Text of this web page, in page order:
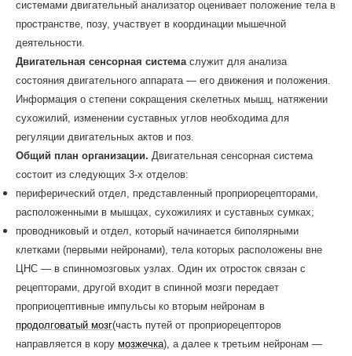
системами двигательный анализатор оценивает положение тела в
пространстве, позу, участвует в координации мышечной
деятельности.
Двигательная сенсорная система служит для анализа
состояния двигательного аппарата — его движения и положения.
Информация о степени сокращения скелетных мышц, натяжении
сухожилий, изменении суставных углов необходима для
регуляции двигательных актов и поз.
Общий план организации. Двигательная сенсорная система
состоит из следующих 3-х отделов:
периферический отдел, представленный проприорецепторами,
расположенными в мышцах, сухожилиях и суставных сумках;
проводниковый и отдел, который начинается биполярными
клетками (первыми нейронами), тела которых расположены вне
ЦНС — в спинномозговых узлах. Один их отросток связан с
рецепторами, другой входит в спинной мозги передает
проприоцептивные импульсы ко вторым нейронам в
продолговатый мозг(часть путей от проприорецепторов
направляется в кору мозжечка), а далее к третьим нейронам —